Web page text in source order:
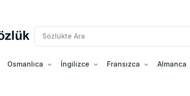
Osmanlıca İngilizce Fransızca Almanca